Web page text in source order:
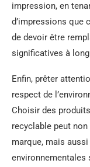
impression, en
d’impressions que
de devoir être
significatives à
Enfin, prêter
respect de
Choisir des
recyclable peut
marque, mais
environnementales